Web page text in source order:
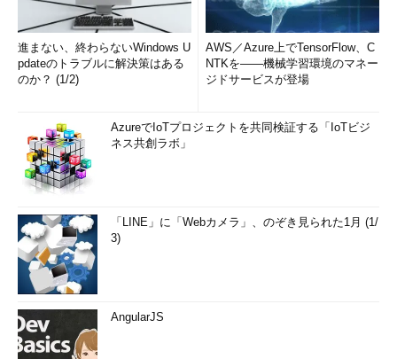
進まない、終わらないWindows U
pdateのトラブルに解決策はある
のか？ (1/2)
AWS／Azure上でTensorFlow、C
NTKを――機械学習環境のマネー
ジドサービスが登場
AzureでIoTプロジェクトを共同検証する「IoTビジ
ネス共創ラボ」
「LINE」に「Webカメラ」、のぞき見られた1月 (1/
3)
AngularJS